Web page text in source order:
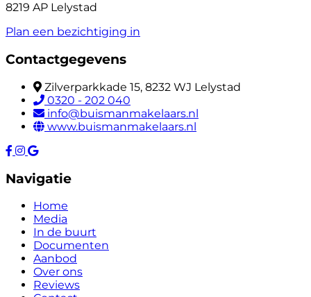
8219 AP Lelystad
Plan een bezichtiging in
Contactgegevens
Zilverparkkade 15, 8232 WJ Lelystad
0320 - 202 040
info@buismanmakelaars.nl
www.buismanmakelaars.nl
Navigatie
Home
Media
In de buurt
Documenten
Aanbod
Over ons
Reviews